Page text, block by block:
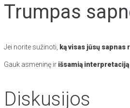
Trumpas
Jei norite sužinoti, ką visas jūsų sapnas
Gauk asmeninę ir išsamią interpretaciją
Diskusijos